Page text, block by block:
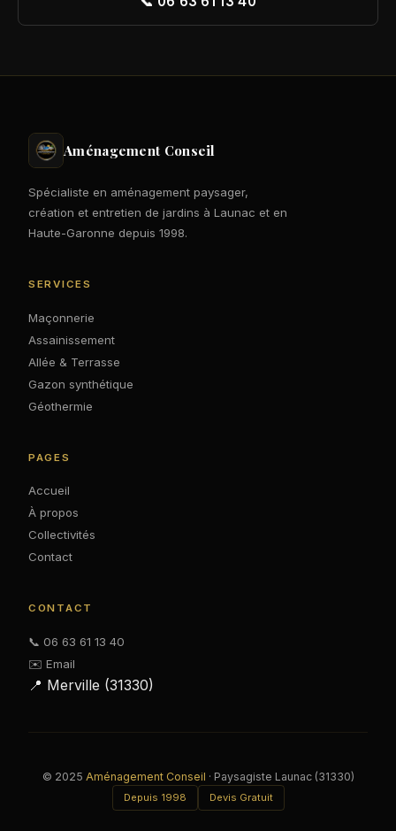
Aménagement Conseil
Spécialiste en aménagement paysager,
création et entretien de jardins à Launac et en
Haute-Garonne depuis 1998.
SERVICES
Maçonnerie
Assainissement
Allée & Terrasse
Gazon synthétique
Géothermie
PAGES
Accueil
À propos
Collectivités
Contact
CONTACT
📞 06 63 61 13 40
✉️ Email
📍 Merville (31330)
© 2025 Aménagement Conseil · Paysagiste Launac (31330)
Depuis 1998 Devis Gratuit